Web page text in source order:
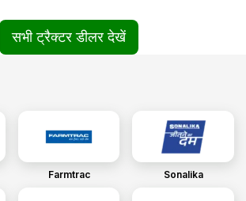
सभी ट्रैक्टर डीलर देखें
Farmtrac Sonalika